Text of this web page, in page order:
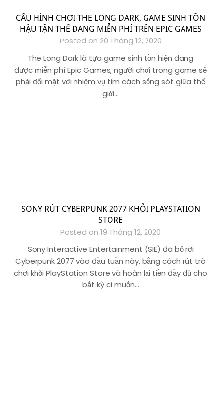
CẤU HÌNH CHƠI THE LONG DARK, GAME SINH TỒN
HẬU TẬN THẾ ĐANG MIỄN PHÍ TRÊN EPIC GAMES
Posted on 20 Tháng 12, 2020
The Long Dark là tựa game sinh tồn hiện đang
được miễn phí Epic Games, người chơi trong game sẽ
phải đối mặt với nhiệm vụ tìm cách sống sót giữa thế
giới…
SONY RÚT CYBERPUNK 2077 KHỎI PLAYSTATION
STORE
Posted on 19 Tháng 12, 2020
Sony Interactive Entertainment (SIE) đã bỏ rơi
Cyberpunk 2077 vào đầu tuần này, bằng cách rút trò
chơi khỏi PlayStation Store và hoàn lại tiền đầy đủ cho
bất kỳ ai muốn…